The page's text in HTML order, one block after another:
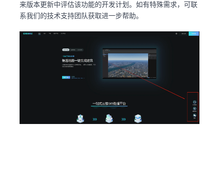
来版本更新中评估该功能的开发计划。如有特殊需求，可联
系我们的技术支持团队获取进一步帮助。